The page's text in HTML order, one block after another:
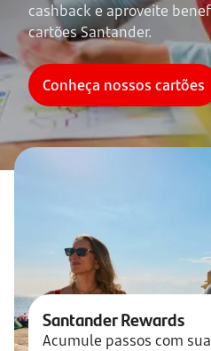
cashback e aproveite
cartões Santander.
Conheça nossos cartões
Santander Rewards
Acumule passos com